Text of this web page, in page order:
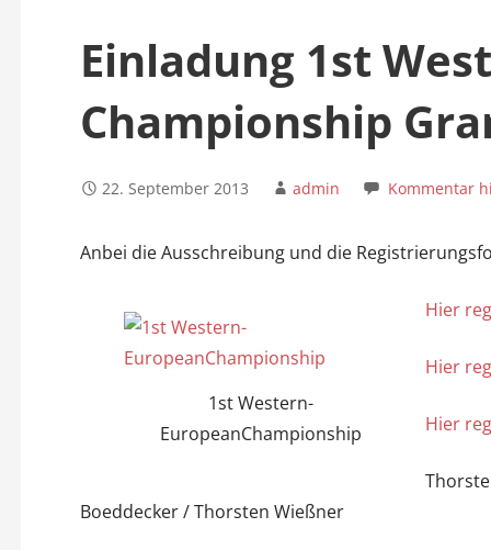
Einladung 1st
Championship
22. September 2013 admin Kommentar
Anbei die Ausschreibung und die
1st Western-
EuropeanChampionship
Hier
Hier
Hier
Boeddecker / Thorsten Wießner